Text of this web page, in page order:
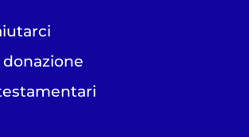
donazione